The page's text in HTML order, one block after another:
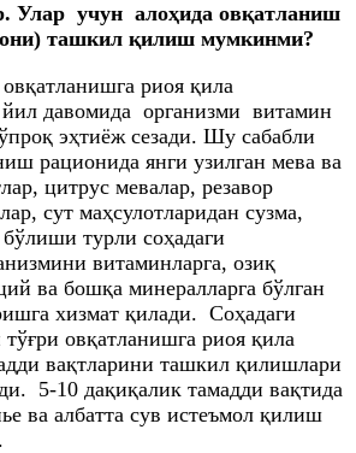
Улар учун алоҳида овқатланиш
ташкил қилиш мумкинми?
риоя қила
йил давомида организми витамин
эҳтиёж сезади. Шу сабабли
рационида янги узилган мева ва
цитрус мевалар, резавор
сут маҳсулотларидан сузма,
турли соҳадаги
витаминларга, озиқ
ва бошқа минералларга бўлган
хизмат қилади. Соҳадаги
овқатланишга риоя қила
вақтларини ташкил қилишлари
5-10 дақиқалик тамадди вақтида
ва албатта сув истеъмол қилиш